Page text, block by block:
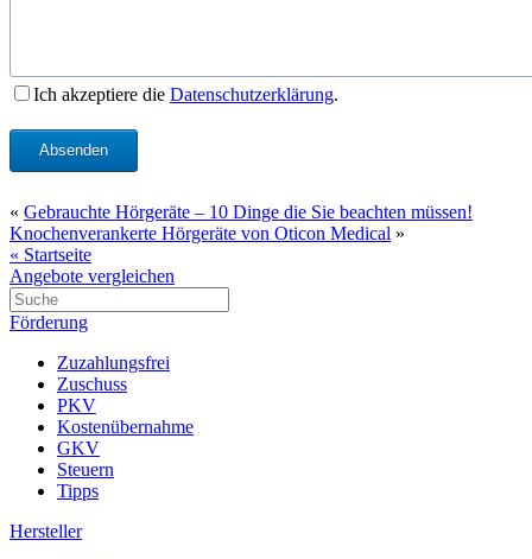
Ich akzeptiere die Datenschutzerklärung.
Absenden
« Gebrauchte Hörgeräte – 10 Dinge die Sie beachten müssen!
Knochenverankerte Hörgeräte von Oticon Medical »
« Startseite
Angebote vergleichen
Förderung
Zuzahlungsfrei
Zuschuss
PKV
Kostenübernahme
GKV
Steuern
Tipps
Hersteller